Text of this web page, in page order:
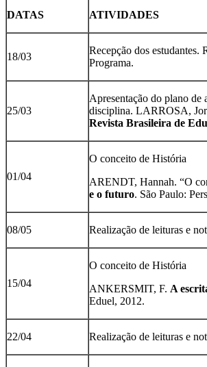
DATAS ATIVIDADES
18/03
Recepção dos estudantes.
Programa.
25/03
Apresentação do plano de
disciplina. LARROSA,
Revista Brasileira de
01/04
O conceito de História
ARENDT, Hannah. “O
e o futuro. São Paulo:
08/05 Realização de leituras e
15/04
O conceito de História
ANKERSMIT, F. A
Eduel, 2012.
22/04 Realização de leituras e